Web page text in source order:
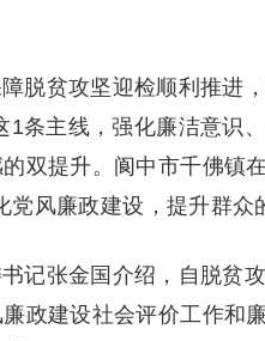
脱贫攻坚迎检顺利推进
1条主线，强化廉洁意识
双提升。阆中市千佛镇
党风廉政建设，提升群众
记张金国介绍，自脱贫
政建设社会评价工作和